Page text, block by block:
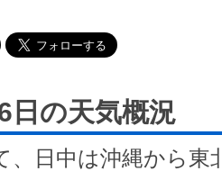
日の天気概況
、日中は沖縄から東